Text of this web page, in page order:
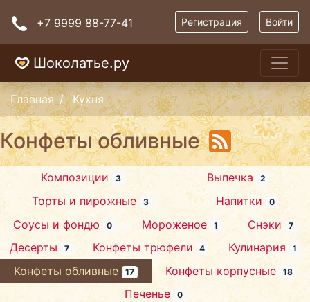
+7 9999 88-77-41 Регистрация Войти
Шоколатье.ру
Главная Кухня
Конфеты обливные
Композиции 3 Выпечка 2
Торты и пирожные 3 Напитки 0
Соусы и фондю 0 Мороженое 1 Снэки 7
Десерты 7 Конфеты трюфели 4 Кулинария 1
Конфеты обливные 17 Конфеты корпусные 18
Печенье 0